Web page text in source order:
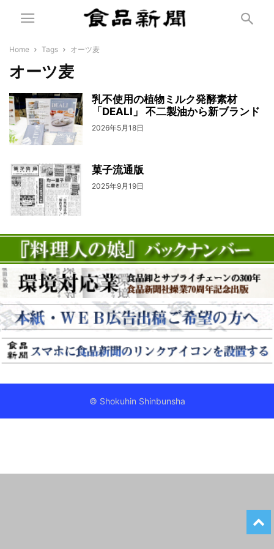
Home Tags オーツ麦
オーツ麦
乳不使用の植物ミルク発酵素材
「DEALI」 不二製油から新ブランド
2026年5月18日
菓子流通版
2025年9月19日
© Shokuhin Shinbunsha